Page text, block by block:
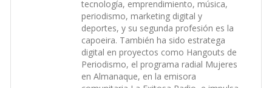
tecnología, emprendimiento, música,
periodismo, marketing digital y
deportes, y su segunda profesión es la
capoeira. También ha sido estratega
digital en proyectos como Hangouts de
Periodismo, el programa radial Mujeres
en Almanaque, en la emisora